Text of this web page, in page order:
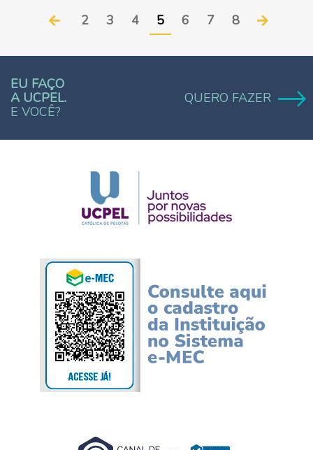
2 3 4 5 6 7 8
EU FAÇO
A UCPEL.
E VOCÊ?
QUERO FAZER